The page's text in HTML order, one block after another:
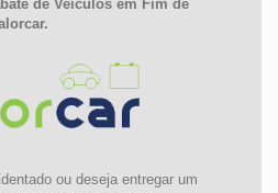
de Veículos em Fim de
ou deseja entregar um